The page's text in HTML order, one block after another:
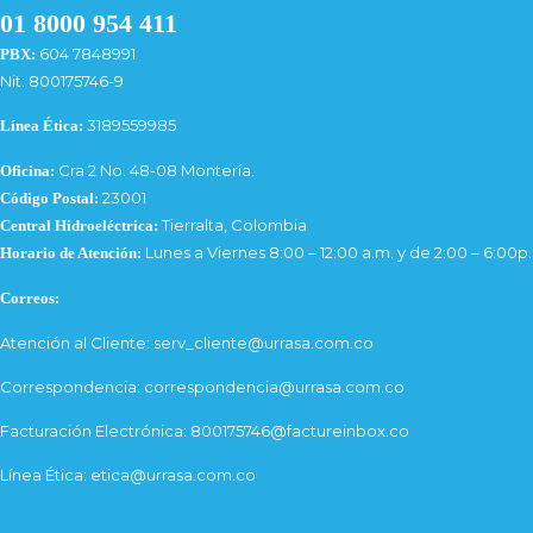
01 8000 954 411
PBX: 604 7848991
Nit: 800175746-9
Línea Ética: 3189559985
Oficina: Cra 2 No. 48-08 Montería.
Código Postal: 23001
Central Hidroeléctrica: Tierralta, Colombia
Horario de Atención: Lunes a Viernes 8:00 – 12:00 a.m. y de 2:00 –
Correos:
Atención al Cliente: serv_cliente@urrasa.com.co
Correspondencia: correspondencia@urrasa.com.co
Facturación Electrónica: 800175746@factureinbox.co
Línea Ética: etica@urrasa.com.co